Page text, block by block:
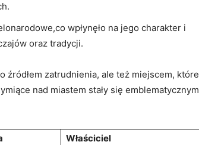
wpłynęło na jego charakter i
oraz tradycji.
źródłem zatrudnienia, ale też miejscem, które
nad miastem stały się emblematycznym
Właściciel